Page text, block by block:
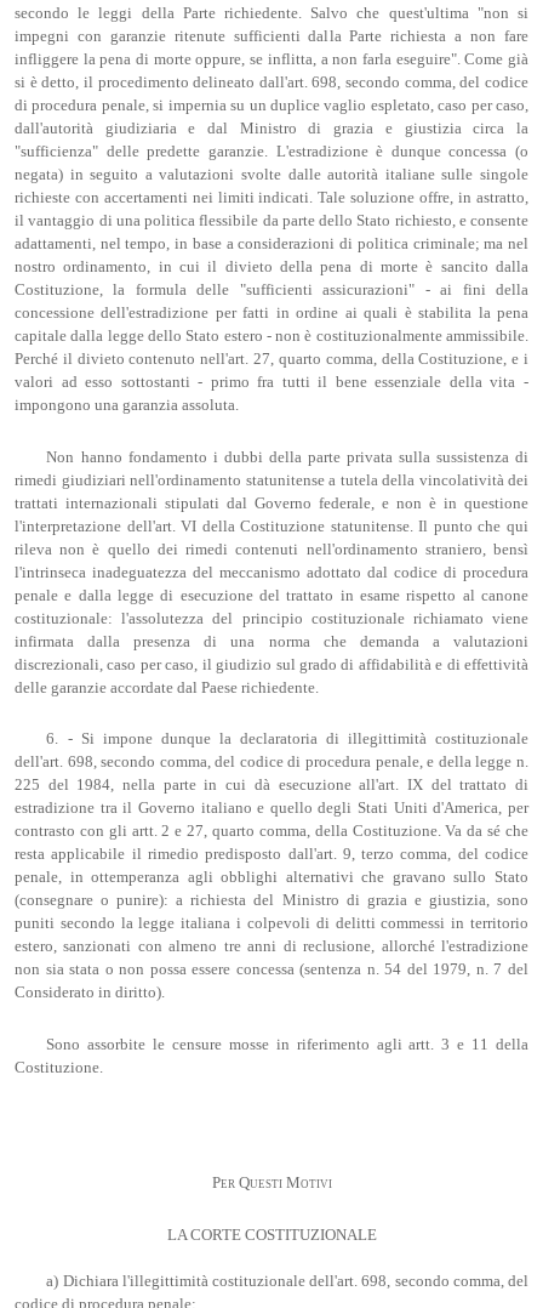
secondo le leggi della Parte richiedente. Salvo che quest'ultima "non si
impegni con garanzie ritenute sufficienti dalla Parte richiesta a non fare
infliggere la pena di morte oppure, se inflitta, a non farla eseguire". Come già
si è detto, il procedimento delineato dall'art. 698, secondo comma, del codice
di procedura penale, si impernia su un duplice vaglio espletato, caso per caso,
dall'autorità giudiziaria e dal Ministro di grazia e giustizia circa la
"sufficienza" delle predette garanzie. L'estradizione è dunque concessa (o
negata) in seguito a valutazioni svolte dalle autorità italiane sulle singole
richieste con accertamenti nei limiti indicati. Tale soluzione offre, in astratto,
il vantaggio di una politica flessibile da parte dello Stato richiesto, e consente
adattamenti, nel tempo, in base a considerazioni di politica criminale; ma nel
nostro ordinamento, in cui il divieto della pena di morte è sancito dalla
Costituzione, la formula delle "sufficienti assicurazioni" - ai fini della
concessione dell'estradizione per fatti in ordine ai quali è stabilita la pena
capitale dalla legge dello Stato estero - non è costituzionalmente ammissibile.
Perché il divieto contenuto nell'art. 27, quarto comma, della Costituzione, e i
valori ad esso sottostanti - primo fra tutti il bene essenziale della vita -
impongono una garanzia assoluta.
Non hanno fondamento i dubbi della parte privata sulla sussistenza di
rimedi giudiziari nell'ordinamento statunitense a tutela della vincolatività dei
trattati internazionali stipulati dal Governo federale, e non è in questione
l'interpretazione dell'art. VI della Costituzione statunitense. Il punto che qui
rileva non è quello dei rimedi contenuti nell'ordinamento straniero, bensì
l'intrinseca inadeguatezza del meccanismo adottato dal codice di procedura
penale e dalla legge di esecuzione del trattato in esame rispetto al canone
costituzionale: l'assolutezza del principio costituzionale richiamato viene
infirmata dalla presenza di una norma che demanda a valutazioni
discrezionali, caso per caso, il giudizio sul grado di affidabilità e di effettività
delle garanzie accordate dal Paese richiedente.
6. - Si impone dunque la declaratoria di illegittimità costituzionale
dell'art. 698, secondo comma, del codice di procedura penale, e della legge n.
225 del 1984, nella parte in cui dà esecuzione all'art. IX del trattato di
estradizione tra il Governo italiano e quello degli Stati Uniti d'America, per
contrasto con gli artt. 2 e 27, quarto comma, della Costituzione. Va da sé che
resta applicabile il rimedio predisposto dall'art. 9, terzo comma, del codice
penale, in ottemperanza agli obblighi alternativi che gravano sullo Stato
(consegnare o punire): a richiesta del Ministro di grazia e giustizia, sono
puniti secondo la legge italiana i colpevoli di delitti commessi in territorio
estero, sanzionati con almeno tre anni di reclusione, allorché l'estradizione
non sia stata o non possa essere concessa (sentenza n. 54 del 1979, n. 7 del
Considerato in diritto).
Sono assorbite le censure mosse in riferimento agli artt. 3 e 11 della
Costituzione.
Per Questi Motivi
LA CORTE COSTITUZIONALE
a) Dichiara l'illegittimità costituzionale dell'art. 698, secondo comma, del
codice di procedura penale;